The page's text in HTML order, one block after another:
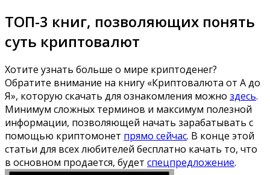
ТОП-3 книг, позволяющих понять
суть криптовалют
Хотите узнать больше о мире криптоденег?
Обратите внимание на книгу «Криптовалюта от А до
Я», которую скачать для ознакомления можно здесь.
Минимум сложных терминов и максимум полезной
информации, позволяющей начать зарабатывать с
помощью криптомонет прямо сейчас. В конце этой
статьи для всех любителей бесплатно качать то, что
в основном продается, будет спецпредложение.